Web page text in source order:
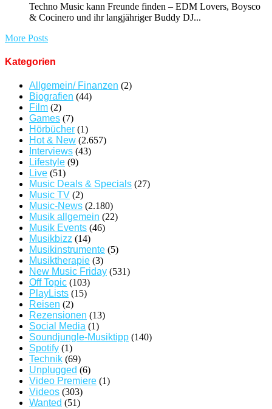
Techno Music kann Freunde finden – EDM Lovers, Boysco
& Cocinero und ihr langjähriger Buddy DJ...
More Posts
Kategorien
Allgemein/ Finanzen (2)
Biografien (44)
Film (2)
Games (7)
Hörbücher (1)
Hot & New (2.657)
Interviews (43)
Lifestyle (9)
Live (51)
Music Deals & Specials (27)
Music TV (2)
Music-News (2.180)
Musik allgemein (22)
Musik Events (46)
Musikbizz (14)
Musikinstrumente (5)
Musiktherapie (3)
New Music Friday (531)
Off Topic (103)
PlayLists (15)
Reisen (2)
Rezensionen (13)
Social Media (1)
Soundjungle-Musiktipp (140)
Spotify (1)
Technik (69)
Unplugged (6)
Video Premiere (1)
Videos (303)
Wanted (51)